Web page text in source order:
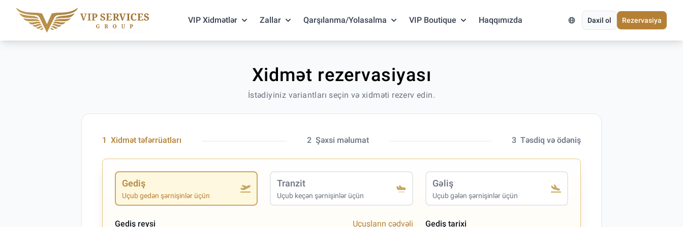
Daxil ol Rezervasiya
VIP Xidmətlər Zallar Qarşılanma/Yolasalma VIP Boutique Haqqımızda
Xidmət rezervasiyası
İstədiyiniz variantları seçin və xidməti rezerv edin.
1 Xidmət təfərrüatları 2 Şəxsi məlumat 3 Təsdiq və ödəniş
Gediş
Uçub gedən şərnişinlər üçün
Tranzit
Uçub keçən şərnişinlər üçün
Gəliş
Uçub gələn şərnişinlər üçün
Gediş reysi Uçuşların cədvəli Gediş tarixi